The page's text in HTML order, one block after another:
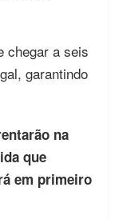
chegar a seis
garantindo
na
que
em primeiro